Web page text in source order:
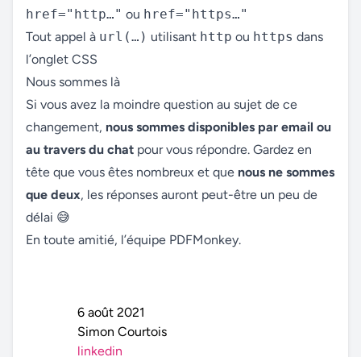
href="http…" ou href="https…"
Tout appel à url(…) utilisant http ou https dans
l’onglet CSS
Nous sommes là
Si vous avez la moindre question au sujet de ce
changement, nous sommes disponibles par email ou
au travers du chat pour vous répondre. Gardez en
tête que vous êtes nombreux et que nous ne sommes
que deux, les réponses auront peut-être un peu de
délai 😅
En toute amitié, l’équipe PDFMonkey.
6 août 2021
Simon Courtois
linkedin